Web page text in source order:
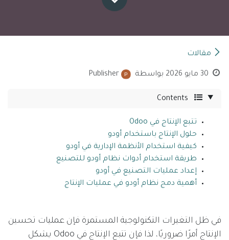
مقالات
30 مايو 2026 بواسطة Publisher
Contents
تتبع الإنتاج في Odoo
حلول الإنتاج باستخدام أودو
كيفية استخدام الأنظمة الإدارية في أودو
طريقة استخدام أدوات نظام أودو للتصنيع
إعداد عمليات التصنيع في أودو
أهمية دمج نظام أودو في عمليات الإنتاج
في ظل التغيرات التكنولوجية المستمرة فإن عمليات تحسين
الإنتاج أمرًا ضروريًا، لذا فإن تتبع الإنتاج في Odoo يشكل